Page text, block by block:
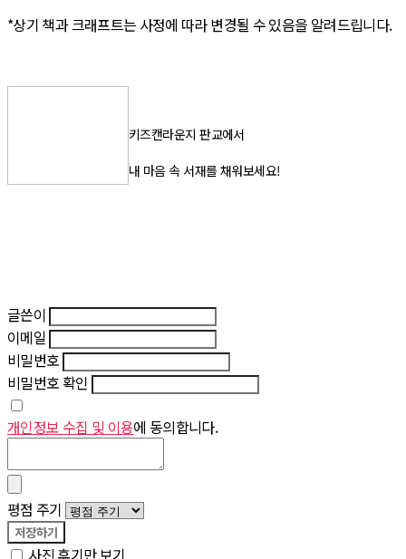
*상기 책과 크래프트는 사정에 따라 변경될 수 있음을 알려드립니다.
키즈캔라운지 판교에서
내 마음 속 서재를 채워보세요!
글쓴이
이메일
비밀번호
비밀번호 확인
개인정보 수집 및 이용에 동의합니다.
평점 주기
저장하기
사진 후기만 보기